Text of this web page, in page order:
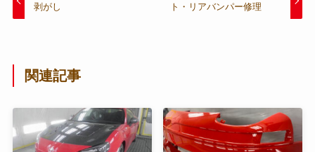
剥がし
ト・リアバンパー修理
関連記事